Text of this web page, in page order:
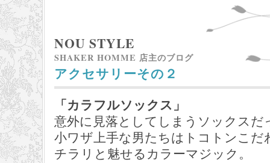
NOU STYLE
SHAKER HOMME 店主のブログ
アクセサリーその２
「カラフルソックス」
意外に見落としてしまうソックスだ
小ワザ上手な男たちはトコトンこだ
チラリと魅せるカラーマジック。